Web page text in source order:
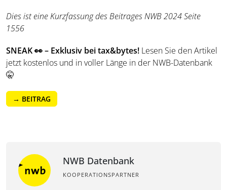
Dies ist eine Kurzfassung des Beitrages NWB 2024 Seite
1556
SNEAK 👀 – Exklusiv bei tax&bytes! Lesen Sie den Artikel
jetzt kostenlos und in voller Länge in der NWB-Datenbank
🤫
→ BEITRAG
NWB Datenbank
KOOPERATIONSPARTNER